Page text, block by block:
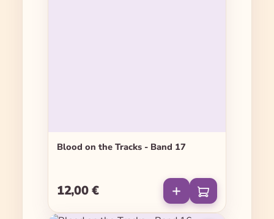
Blood on the Tracks - Band 17
Regulärer Preis:
12,00 €